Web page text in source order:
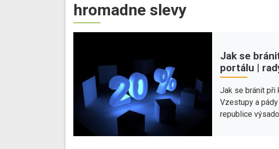
hromadne slevy
Jak se
portálu |
Jak se bránit při
Vzestupy a
republice